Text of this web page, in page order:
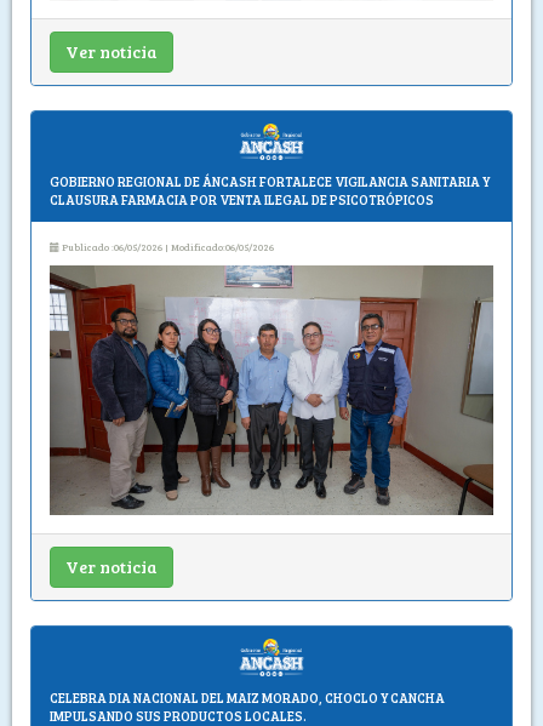
Ver noticia
GOBIERNO REGIONAL DE ÁNCASH FORTALECE VIGILANCIA SANITARIA Y
CLAUSURA FARMACIA POR VENTA ILEGAL DE PSICOTRÓPICOS
Publicado :06/05/2026 | Modificado:06/05/2026
Ver noticia
CELEBRA DIA NACIONAL DEL MAIZ MORADO, CHOCLO Y CANCHA
IMPULSANDO SUS PRODUCTOS LOCALES.